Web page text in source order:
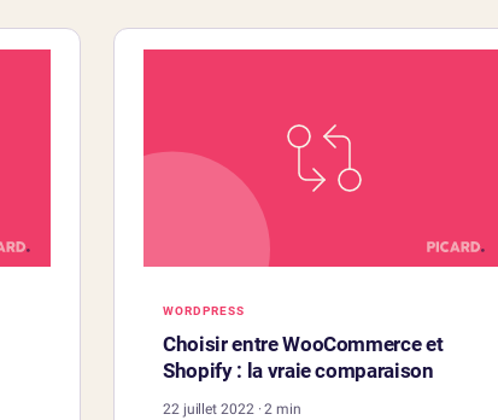
WORDPRESS
Choisir entre WooCommerce et
Shopify : la vraie comparaison
22 juillet 2022 · 2 min